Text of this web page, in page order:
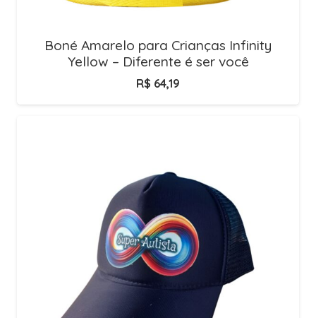
Boné Amarelo para Crianças Infinity
Yellow – Diferente é ser você
R$ 64,19